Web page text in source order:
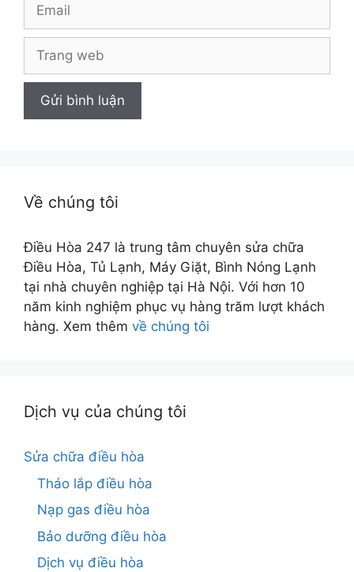
Trang
Về chúng tôi
Điều Hòa 247 là trung tâm chuyên sửa chữa
Điều Hòa, Tủ Lạnh, Máy Giặt, Bình Nóng Lạnh
tại nhà chuyên nghiệp tại Hà Nội. Với hơn 10
năm kinh nghiệm phục vụ hàng trăm lượt khách
hàng. Xem thêm về chúng tôi
Dịch vụ của chúng tôi
Sửa chữa điều hòa
Tháo lắp điều hòa
Nạp gas điều hòa
Bảo dưỡng điều hòa
Dịch vụ điều hòa